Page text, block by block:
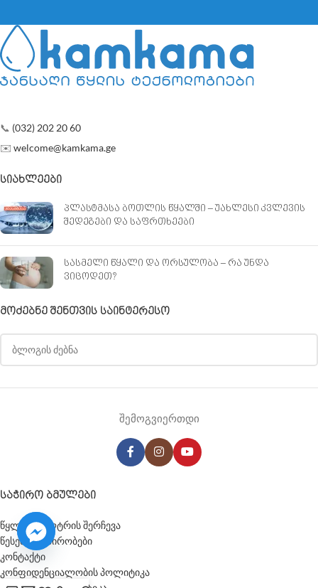
📞 (032) 202 20 60
✉️ welcome@kamkama.ge
ᲡᲘᲐᲮᲚᲔᲔᲑᲘ
პლასტმასა ბოთლის წყალში – უახლესი კვლევის
შედეგები და საფრთხეები
სასმელი წყალი და ორსულობა – რა უნდა
ვიცოდეთ?
ᲛᲝᲫᲔᲑᲜᲔ ᲨᲔᲜᲗᲕᲘᲡ ᲡᲐᲘᲜᲢᲔᲠᲔᲡᲝ
შემოგვიერთდი
ᲡᲐᲭᲘᲠᲝ ᲑᲛᲣᲚᲔᲑᲘ
წყლის ფილტრის შერჩევა
წესები და პირობები
კონტაქტი
კონფიდენციალობის პოლიტიკა